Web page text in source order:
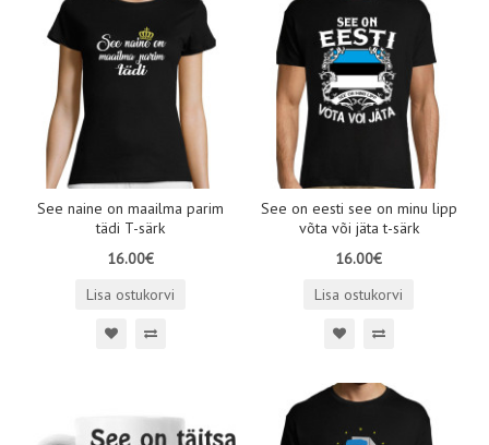
See naine on maailma parim
tädi T-särk
16.00€
Lisa ostukorvi
See on eesti see on minu lipp
võta või jäta t-särk
16.00€
Lisa ostukorvi